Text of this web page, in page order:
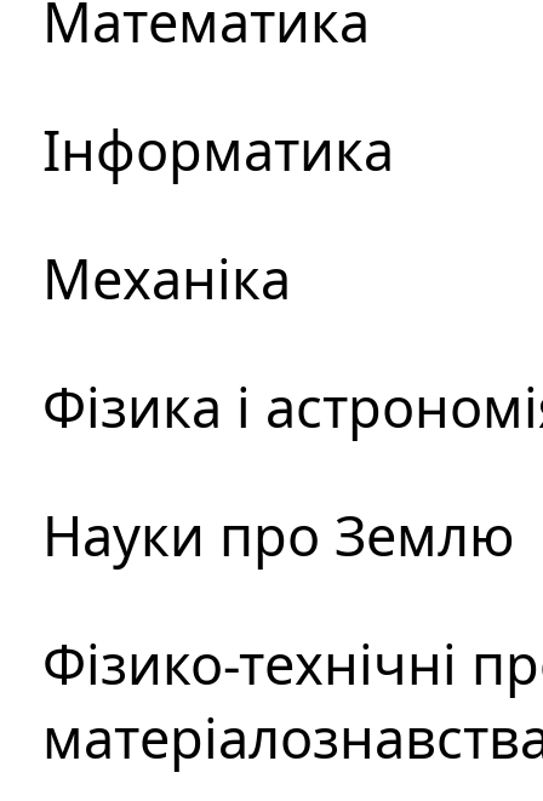
Математика
Інформатика
Механіка
Фізика і
Науки про Землю
Фізико-технічні